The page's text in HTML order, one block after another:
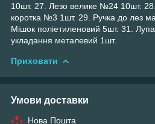
10шт. 27. Лезо велике №24 10шт.
коротка №3 1шт. 29. Ручка до лез
Мішок поліетиленовий 5шт. 31.
укладання металевий 1шт.
Приховати
Умови доставки
Нова Пошта